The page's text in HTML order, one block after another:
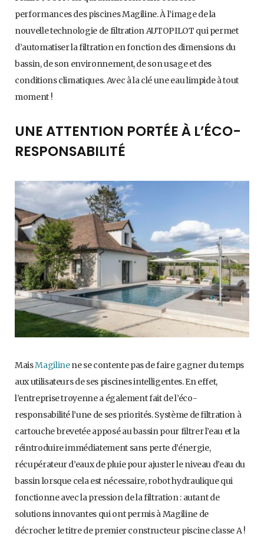
performances des piscines Magiline. À l’image de la
nouvelle technologie de filtration AUTOPILOT qui permet
d’automatiser la filtration en fonction des dimensions du
bassin, de son environnement, de son usage et des
conditions climatiques. Avec à la clé une eau limpide à tout
moment !
UNE ATTENTION PORTÉE À L’ÉCO-
RESPONSABILITÉ
MaisMagilinene se contente pas de faire gagner du temps
aux utilisateurs de ses piscines intelligentes. En effet,
l’entreprise troyenne a également fait de l’éco-
responsabilité l’une de ses priorités. Système de filtration à
cartouche brevetée apposé au bassin pour filtrer l’eau et la
réintroduire immédiatement sans perte d’énergie,
récupérateur d’eaux de pluie pour ajuster le niveau d’eau du
bassin lorsque cela est nécessaire, robot hydraulique qui
fonctionne avec la pression de la filtration : autant de
solutions innovantes qui ont permis à Magiline de
décrocher le titre de premier constructeur piscine classe A !